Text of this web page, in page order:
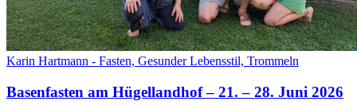
Karin Hartmann - Fasten, Gesunder Lebensstil, Trommeln
Basenfasten am Hügellandhof – 21. – 28. Juni 2026